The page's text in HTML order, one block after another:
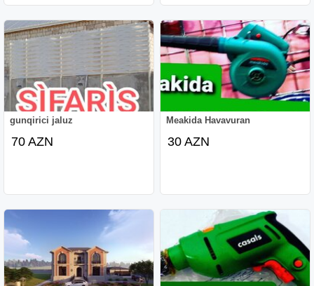
gunqirici jaluz
70 AZN
Meakida Havavuran
30 AZN